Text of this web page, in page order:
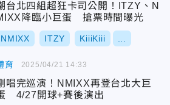
台北四組超狂卡司公開！ITZY、N
降臨小巨蛋 搶票時間曝光
NMIXX ITZY KiiiKiii
育
唱完巡演！NMIXX再登台北大巨
4/27開球+賽後演出
2025/04/21 14:33